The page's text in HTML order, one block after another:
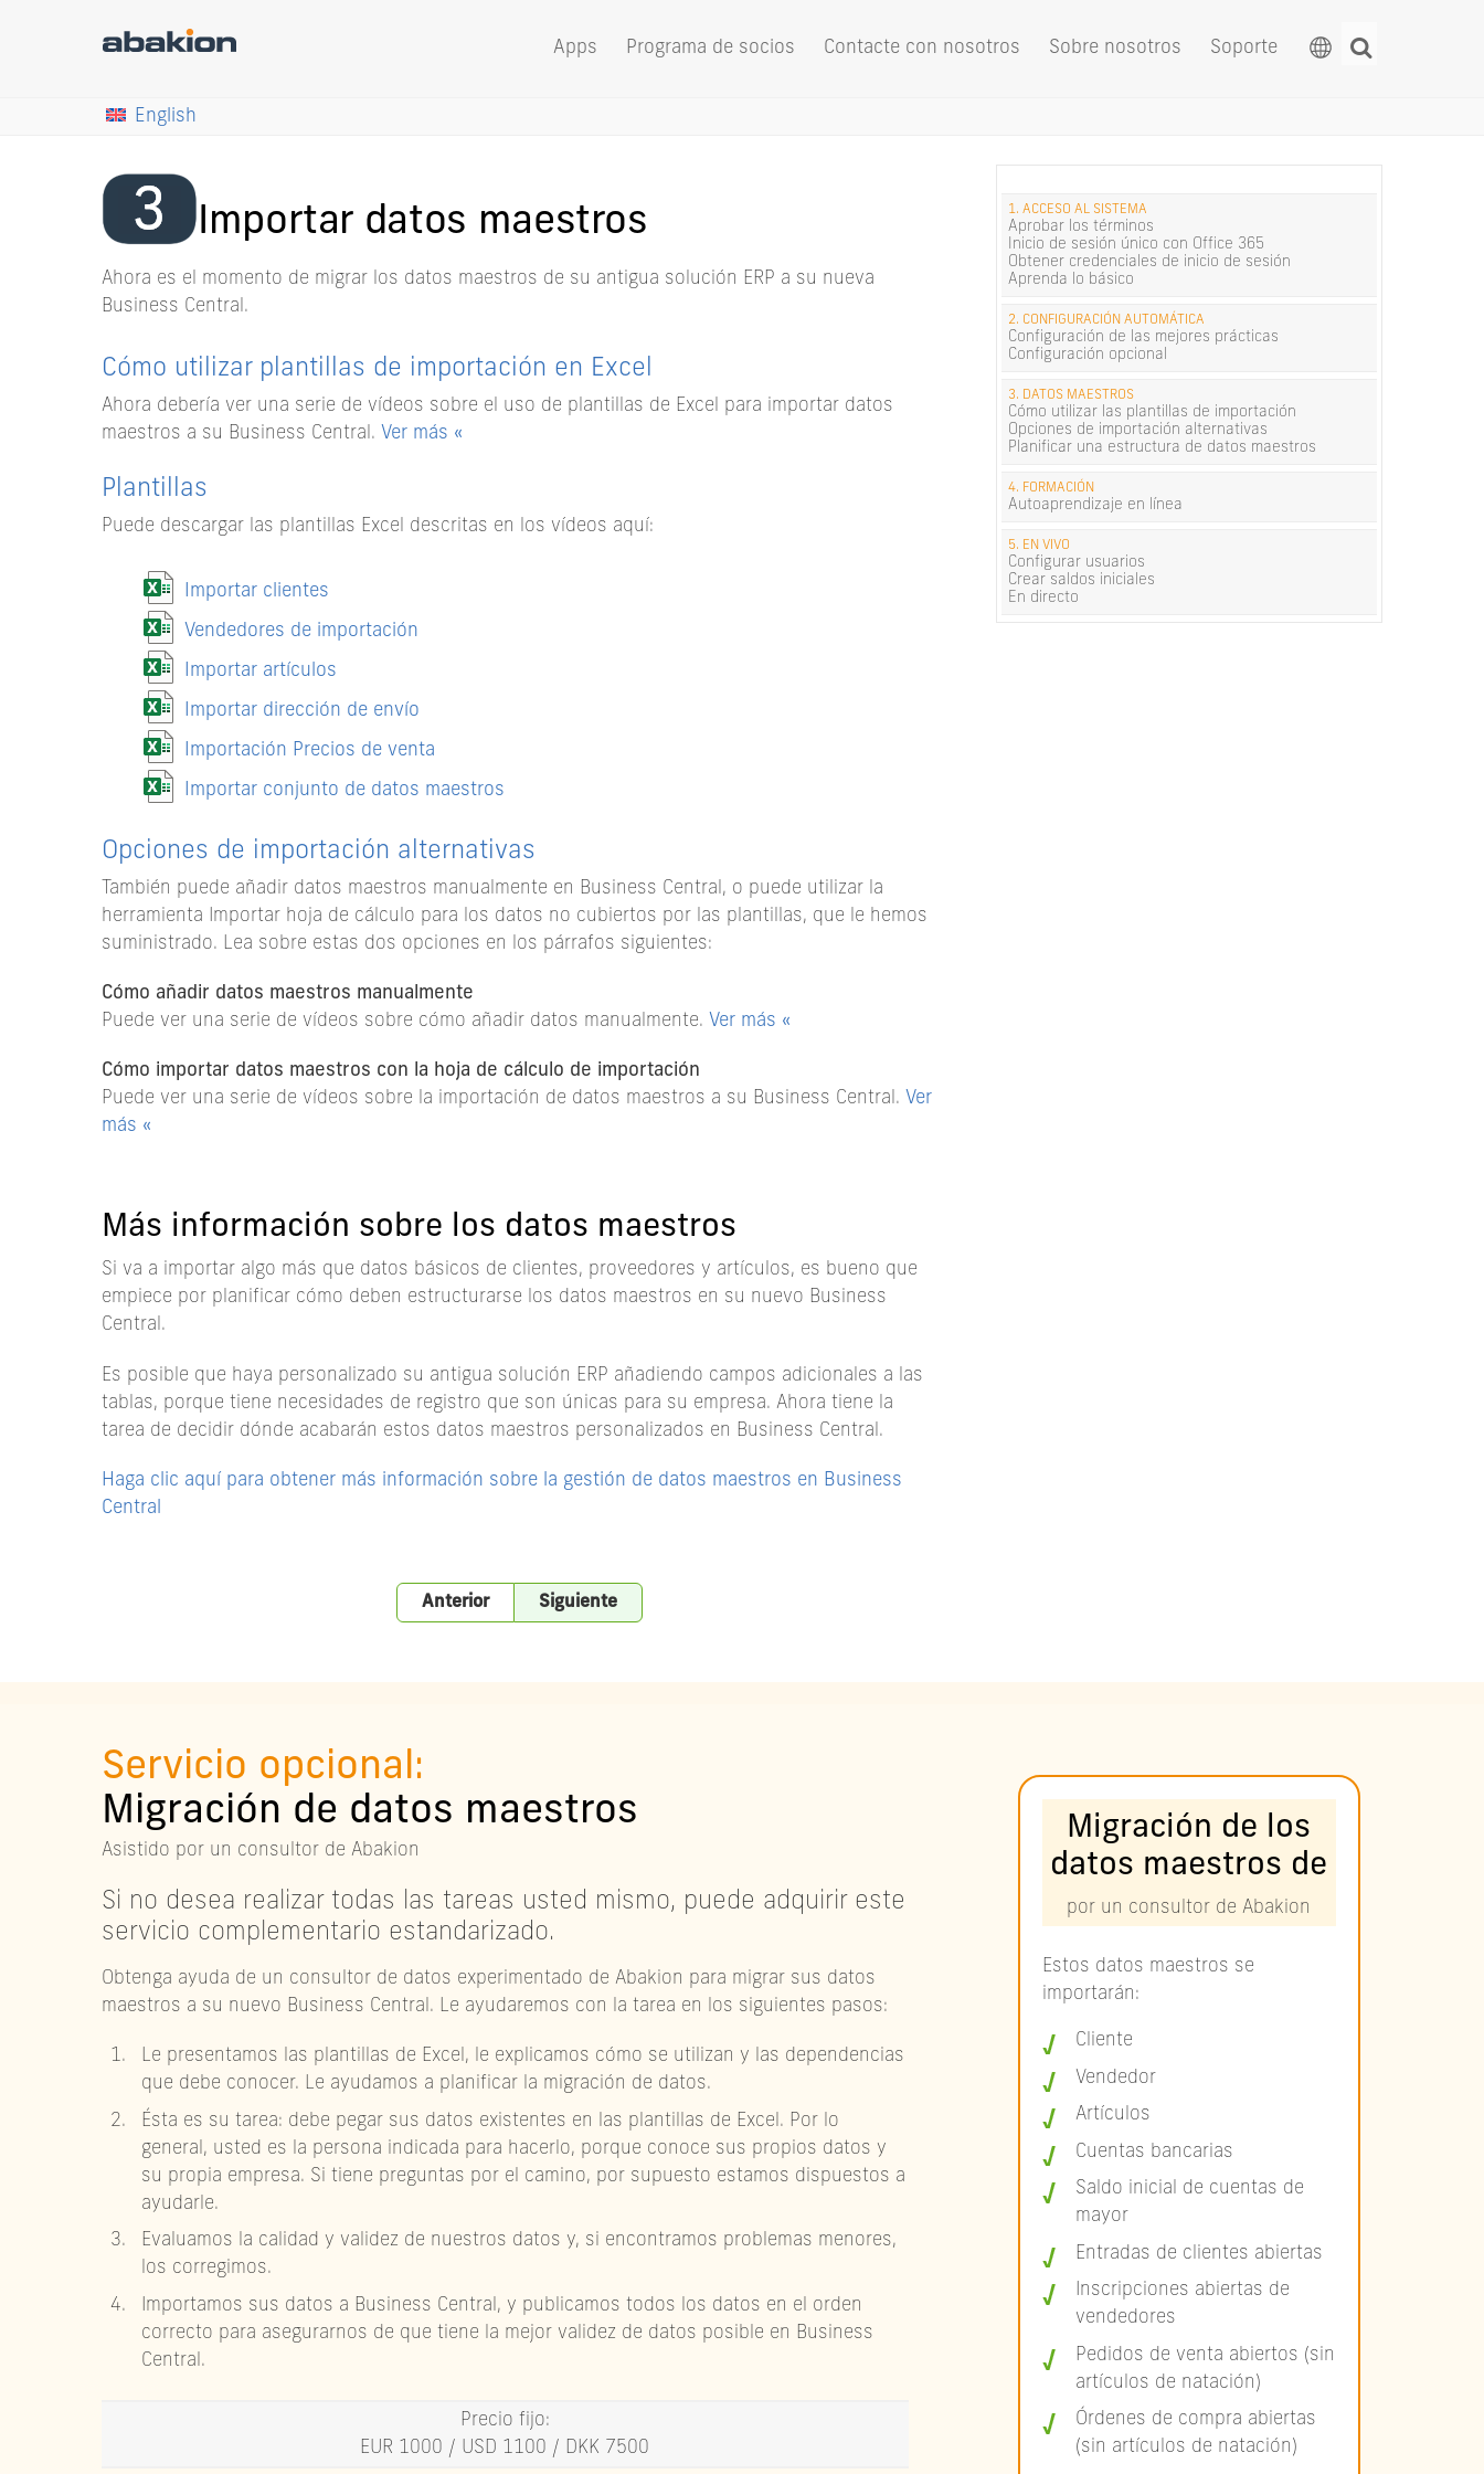
Apps Programa de socios Contacte con nosotros Sobre nosotros Soporte
English
Importar datos maestros
Ahora es el momento de migrar los datos maestros de su antigua solución ERP a su nueva
Business Central.
Cómo utilizar plantillas de importación en Excel
Ahora debería ver una serie de vídeos sobre el uso de plantillas de Excel para importar datos
maestros a su Business Central. Ver más «
Plantillas
Puede descargar las plantillas Excel descritas en los vídeos aquí:
Importar clientes
Vendedores de importación
Importar artículos
Importar dirección de envío
Importación Precios de venta
Importar conjunto de datos maestros
Opciones de importación alternativas
También puede añadir datos maestros manualmente en Business Central, o puede utilizar la
herramienta Importar hoja de cálculo para los datos no cubiertos por las plantillas, que le hemos
suministrado. Lea sobre estas dos opciones en los párrafos siguientes:
Cómo añadir datos maestros manualmente
Puede ver una serie de vídeos sobre cómo añadir datos manualmente. Ver más «
Cómo importar datos maestros con la hoja de cálculo de importación
Puede ver una serie de vídeos sobre la importación de datos maestros a su Business Central. Ver
más «
Más información sobre los datos maestros
Si va a importar algo más que datos básicos de clientes, proveedores y artículos, es bueno que
empiece por planificar cómo deben estructurarse los datos maestros en su nuevo Business
Central.
Es posible que haya personalizado su antigua solución ERP añadiendo campos adicionales a las
tablas, porque tiene necesidades de registro que son únicas para su empresa. Ahora tiene la
tarea de decidir dónde acabarán estos datos maestros personalizados en Business Central.
Haga clic aquí para obtener más información sobre la gestión de datos maestros en Business
Central
Anterior Siguiente
1. ACCESO AL SISTEMA
Aprobar los términos
Inicio de sesión único con Office 365
Obtener credenciales de inicio de sesión
Aprenda lo básico
2. CONFIGURACIÓN AUTOMÁTICA
Configuración de las mejores prácticas
Configuración opcional
3. DATOS MAESTROS
Cómo utilizar las plantillas de importación
Opciones de importación alternativas
Planificar una estructura de datos maestros
4. FORMACIÓN
Autoaprendizaje en línea
5. EN VIVO
Configurar usuarios
Crear saldos iniciales
En directo
Servicio opcional:
Migración de datos maestros
Asistido por un consultor de Abakion
Si no desea realizar todas las tareas usted mismo, puede adquirir este
servicio complementario estandarizado.
Obtenga ayuda de un consultor de datos experimentado de Abakion para migrar sus datos
maestros a su nuevo Business Central. Le ayudaremos con la tarea en los siguientes pasos:
Le presentamos las plantillas de Excel, le explicamos cómo se utilizan y las dependencias
que debe conocer. Le ayudamos a planificar la migración de datos.
Ésta es su tarea: debe pegar sus datos existentes en las plantillas de Excel. Por lo
general, usted es la persona indicada para hacerlo, porque conoce sus propios datos y
su propia empresa. Si tiene preguntas por el camino, por supuesto estamos dispuestos a
ayudarle.
Evaluamos la calidad y validez de nuestros datos y, si encontramos problemas menores,
los corregimos.
Importamos sus datos a Business Central, y publicamos todos los datos en el orden
correcto para asegurarnos de que tiene la mejor validez de datos posible en Business
Central.
Precio fijo:
EUR 1000 / USD 1100 / DKK 7500
Migración de los
datos maestros de
por un consultor de Abakion
Estos datos maestros se
importarán:
Cliente
Vendedor
Artículos
Cuentas bancarias
Saldo inicial de cuentas de
mayor
Entradas de clientes abiertas
Inscripciones abiertas de
vendedores
Pedidos de venta abiertos (sin
artículos de natación)
Órdenes de compra abiertas
(sin artículos de natación)